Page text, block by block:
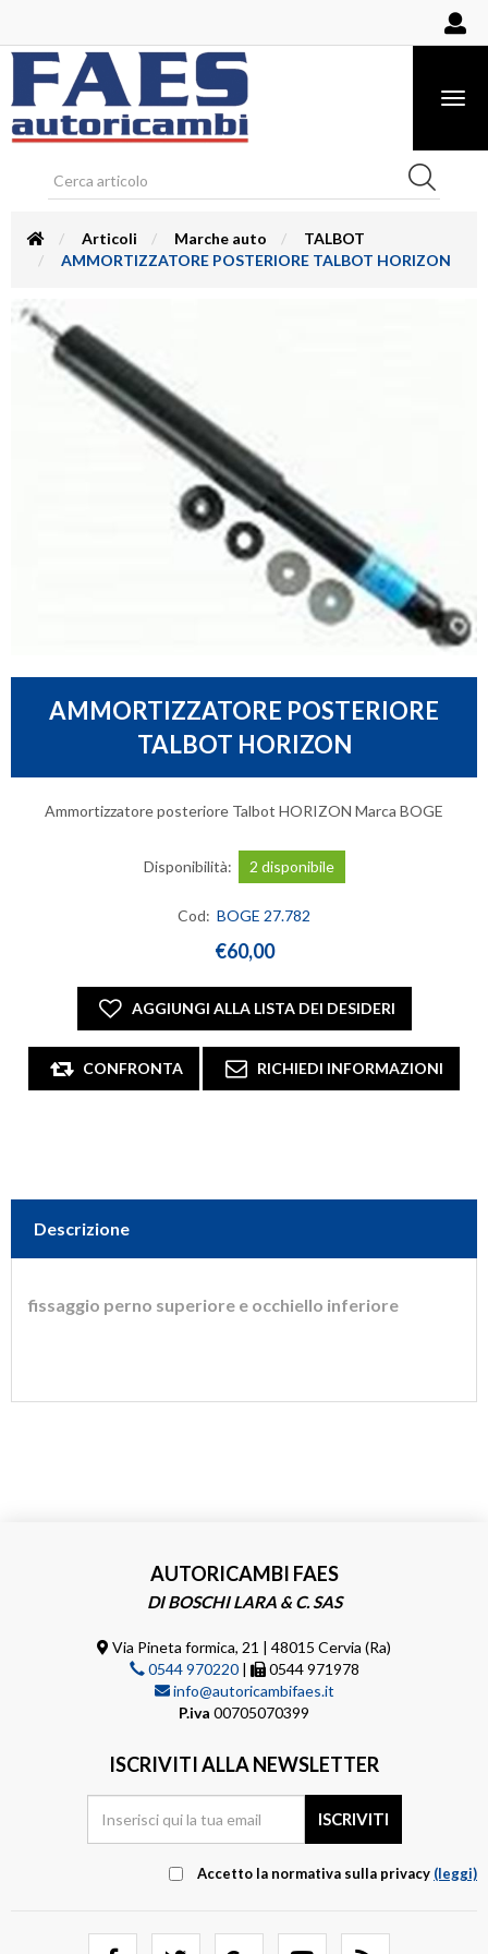
Articoli Marche auto
TALBOT
AMMORTIZZATORE POSTERIORE TALBOT HORIZON
AMMORTIZZATORE POSTERIORE
TALBOT HORIZON
Ammortizzatore posteriore Talbot HORIZON Marca BOGE
Disponibilità: 2 disponibile
Cod: BOGE 27.782
€60,00
Descrizione
fissaggio perno superiore e occhiello inferiore
AUTORICAMBI FAES
DI BOSCHI LARA & C. SAS
Via Pineta formica, 21 | 48015 Cervia (Ra)
0544 970220|
0544 971978
info@autoricambifaes.it
P.iva 00705070399
ISCRIVITI ALLA NEWSLETTER
Accetto la normativa sulla privacy (leggi)